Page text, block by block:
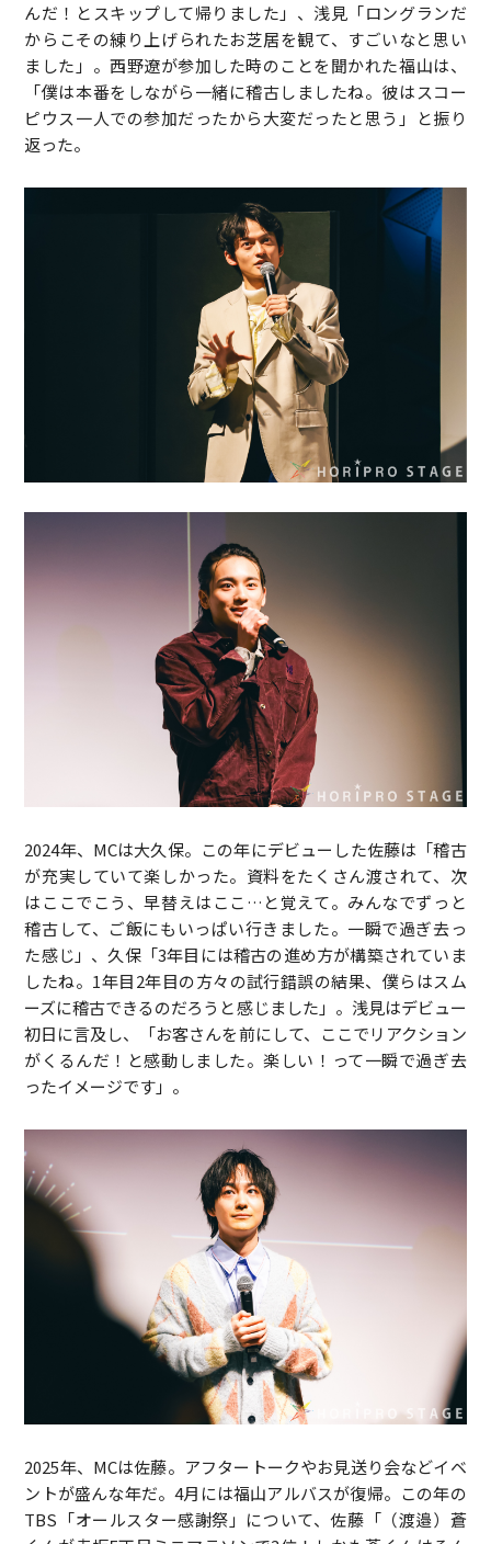
んだ！とスキップして帰りました」、浅見「ロングランだ
からこその練り上げられたお芝居を観て、すごいなと思い
ました」。西野遼が参加した時のことを聞かれた福山は、
「僕は本番をしながら一緒に稽古しましたね。彼はスコー
ピウス一人での参加だったから大変だったと思う」と振り
返った。
2024年、MCは大久保。この年にデビューした佐藤は「稽古
が充実していて楽しかった。資料をたくさん渡されて、次
はここでこう、早替えはここ…と覚えて。みんなでずっと
稽古して、ご飯にもいっぱい行きました。一瞬で過ぎ去っ
た感じ」、久保「3年目には稽古の進め方が構築されていま
したね。1年目2年目の方々の試行錯誤の結果、僕らはスム
ーズに稽古できるのだろうと感じました」。浅見はデビュー
初日に言及し、「お客さんを前にして、ここでリアクション
がくるんだ！と感動しました。楽しい！って一瞬で過ぎ去
ったイメージです」。
2025年、MCは佐藤。アフタートークやお見送り会などイベ
ントが盛んな年だ。4月には福山アルバスが復帰。この年の
TBS「オールスター感謝祭」について、佐藤「（渡邉）蒼